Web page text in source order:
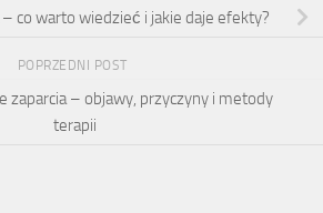
co warto wiedzieć i jakie daje efekty?
POPRZEDNI POST
zaparcia – objawy, przyczyny i metody
terapii